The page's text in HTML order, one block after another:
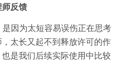
反馈
因为太短容易误伤正在思考
太长又起不到释放许可的作
是我们后续实际使用中比较